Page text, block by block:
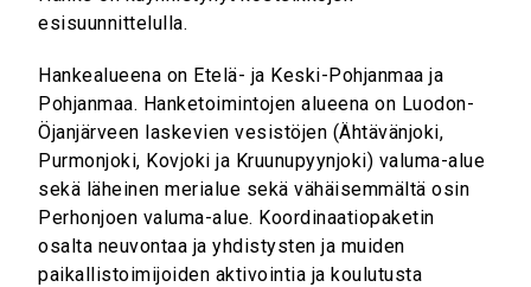
esisuunnittelulla.
Hankealueena on Etelä- ja Keski-Pohjanmaa ja
Pohjanmaa. Hanketoimintojen alueena on Luodon-
Öjanjärveen laskevien vesistöjen (Ähtävänjoki,
Purmonjoki, Kovjoki ja Kruunupyynjoki) valuma-alue
sekä läheinen merialue sekä vähäisemmältä osin
Perhonjoen valuma-alue. Koordinaatiopaketin
osalta neuvontaa ja yhdistysten ja muiden
paikallistoimijoiden aktivointia ja koulutusta